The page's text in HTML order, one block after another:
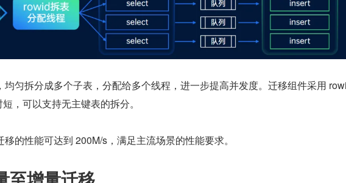
均匀拆分成多个子表，分配给多个线程，进一步提高并发度。迁移组件采用
，可以支持无主键表的拆分。
的性能可达到 200M/s，满足主流场景的性能要求。